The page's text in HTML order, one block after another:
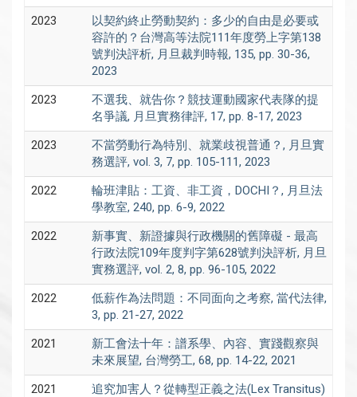
2023
以契約終止勞動契約：多少的自由是必要或
容許的？台灣高等法院111年度勞上字第138
號判決評析, 月旦裁判時報, 135, pp. 30-36,
2023
2023
不選我、就告你？競技運動國家代表隊的提
名爭議, 月旦實務律評, 17, pp. 8-17, 2023
2023
不當勞動行為特別、就業歧視普通？, 月旦實
務選評, vol. 3, 7, pp. 105-111, 2023
2022
輪班津貼：工資、非工資，DOCHI？, 月旦法
學教室, 240, pp. 6-9, 2022
2022
新事實、新證據與行政機關的舊障礙 - 最高
行政法院109年度判字第628號判決評析, 月旦
實務選評, vol. 2, 8, pp. 96-105, 2022
2022
低薪作為法問題：不同面向之考察, 當代法律,
3, pp. 21-27, 2022
2021
新工會法十年：譜系學、內容、實踐觀察與
未來展望, 台灣勞工, 68, pp. 14-22, 2021
2021
追究加害人？從轉型正義之法(Lex Transitus)